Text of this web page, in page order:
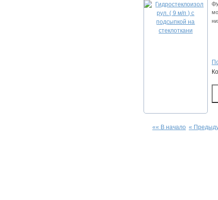
«« В начало «